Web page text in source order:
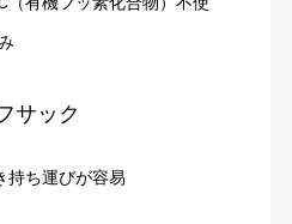
サック
持ち運びが容易